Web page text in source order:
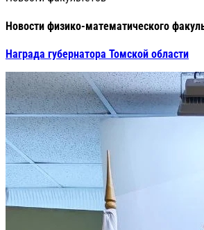
Новости физико-математического
Награда губернатора Томской области